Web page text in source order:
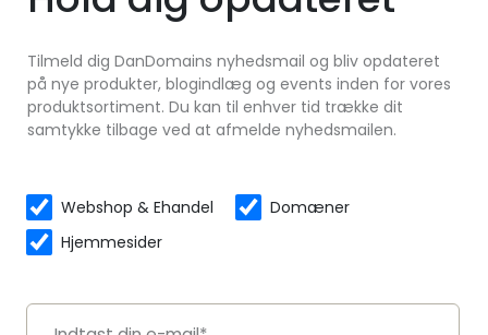
Tilmeld dig DanDomains nyhedsmail og bliv opdateret
på nye produkter, blogindlæg og events inden for vores
produktsortiment. Du kan til enhver tid trække dit
samtykke tilbage ved at afmelde nyhedsmailen.
Webshop & Ehandel
Domæner
Hjemmesider